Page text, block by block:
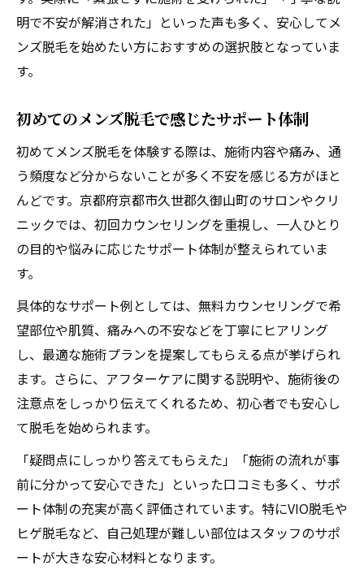
明で不安が解消された」といった声も多く、安心してメ
ンズ脱毛を始めたい方におすすめの選択肢となっていま
す。
初めてのメンズ脱毛で感じたサポート体制
初めてメンズ脱毛を体験する際は、施術内容や痛み、通
う頻度など分からないことが多く不安を感じる方がほと
んどです。京都府京都市久世郡久御山町のサロンやクリ
ニックでは、初回カウンセリングを重視し、一人ひとり
の目的や悩みに応じたサポート体制が整えられていま
す。
具体的なサポート例としては、無料カウンセリングで希
望部位や肌質、痛みへの不安などを丁寧にヒアリング
し、最適な施術プランを提案してもらえる点が挙げられ
ます。さらに、アフターケアに関する説明や、施術後の
注意点をしっかり伝えてくれるため、初心者でも安心し
て脱毛を始められます。
「疑問点にしっかり答えてもらえた」「施術の流れが事
前に分かって安心できた」といった口コミも多く、サポ
ート体制の充実が高く評価されています。特にVIO脱毛や
ヒゲ脱毛など、自己処理が難しい部位はスタッフのサポ
ートが大きな安心材料となります。